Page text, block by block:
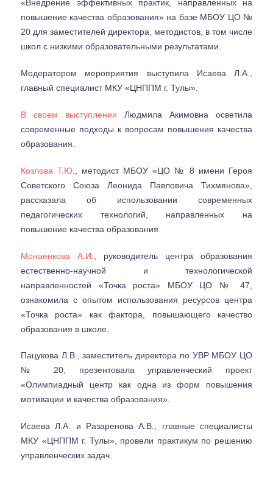
«Внедрение эффективных практик, направленных на
повышение качества образования» на базе МБОУ ЦО №
20 для заместителей директора, методистов, в том числе
школ с низкими образовательными результатами.
Модератором мероприятия выступила Исаева Л.А.,
главный специалист МКУ «ЦНППМ г. Тулы».
В своем выступлении Людмила Акимовна осветила
современные подходы к вопросам повышения качества
образования.
Козлова Т.Ю ., методист МБОУ «ЦО № 8 имени Героя
Советского Союза Леонида Павловича Тихмянова»,
рассказала об использовании современных
педагогических технологий, направленных на
повышение качества образования.
Монаенкова А.И.
, руководитель центра образования
естественно-научной и технологической
направленностей «Точка роста» МБОУ ЦО № 47,
ознакомила с опытом использования ресурсов центра
«Точка роста» как фактора, повышающего качество
образования в школе.
Пацукова Л.В., заместитель директора по УВР МБОУ ЦО
№ 20, презентовала управленческий проект
«Олимпиадный центр как одна из форм повышения
мотивации и качества образования».
Исаева Л.А. и Разаренова А.В., главные специалисты
МКУ «ЦНППМ г. Тулы», провели практикум по решению
управленческих задач.